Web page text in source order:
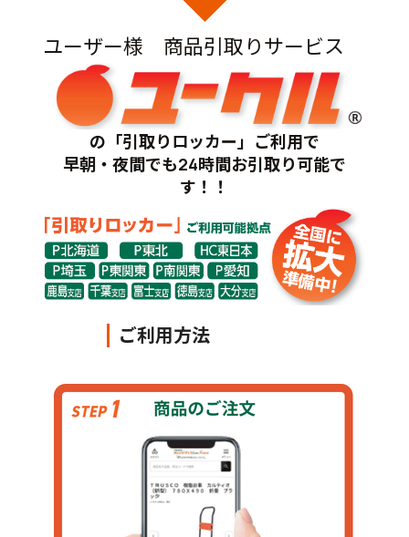
ユーザー様 商品引取りサービス
の「引取りロッカー」ご利用で
早朝・夜間でも24時間お引取り可能で
す！！
ご利用方法